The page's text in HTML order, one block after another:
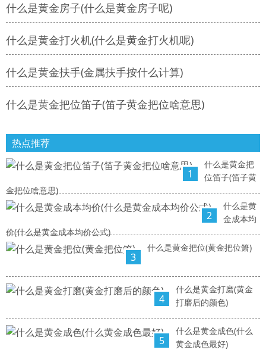
什么是黄金房子(什么是黄金房子呢)
什么是黄金打火机(什么是黄金打火机呢)
什么是黄金扶手(金属扶手按什么计算)
什么是黄金把位笛子(笛子黄金把位啥意思)
热点推荐
1
什么是黄金把
位笛子(笛子黄
金把位啥意思)
2
什么是黄
金成本均
价(什么是黄金成本均价公式)
3
什么是黄金把位(黄金把位箫)
4
什么是黄金打磨(黄金
打磨后的颜色)
5
什么是黄金成色(什么
黄金成色最好)